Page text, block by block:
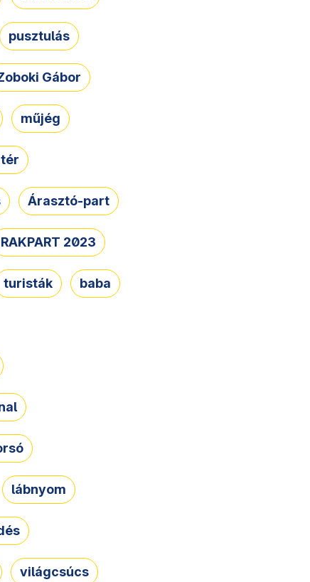
pusztulás
Gábor
műjég
Árasztó-part
RAKPART 2023
turisták baba
lábnyom
világcsúcs